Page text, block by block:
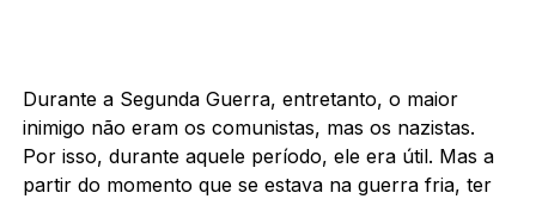
Durante a Segunda Guerra, entretanto, o maior
inimigo não eram os comunistas, mas os nazistas.
Por isso, durante aquele período, ele era útil. Mas a
partir do momento que se estava na guerra fria, ter